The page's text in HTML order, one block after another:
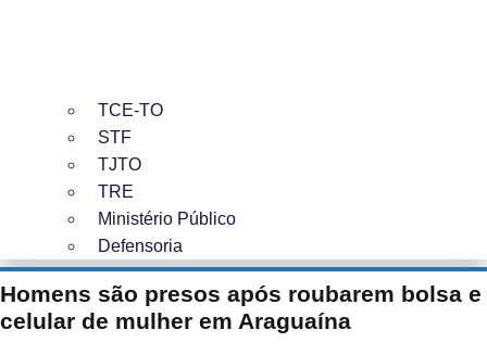
TCE-TO
STF
TJTO
TRE
Ministério Público
Defensoria
Homens são presos após roubarem bolsa e
celular de mulher em Araguaína